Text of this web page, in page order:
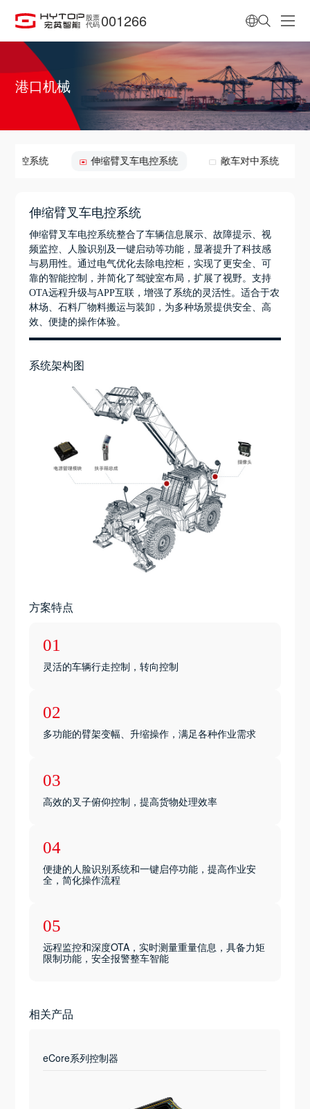
股票
代码 001266
港口机械
电控系统 伸缩臂叉车电控系统 敞车对中系统
伸缩臂叉车电控系统
伸缩臂叉车电控系统整合了车辆信息展示、故障提示、视
频监控、人脸识别及一键启动等功能，显著提升了科技感
与易用性。通过电气优化去除电控柜，实现了更安全、可
靠的智能控制，并简化了驾驶室布局，扩展了视野。支持
OTA远程升级与APP互联，增强了系统的灵活性。适合于农
林场、石料厂物料搬运与装卸，为多种场景提供安全、高
效、便捷的操作体验。
系统架构图
方案特点
01
灵活的车辆行走控制，转向控制
02
多功能的臂架变幅、升缩操作，满足各种作业需求
03
高效的叉子俯仰控制，提高货物处理效率
04
便捷的人脸识别系统和一键启停功能，提高作业安
全，简化操作流程
05
远程监控和深度OTA，实时测量重量信息，具备力矩
限制功能，安全报警整车智能
相关产品
eCore系列控制器